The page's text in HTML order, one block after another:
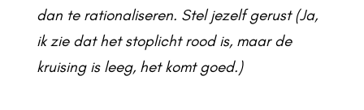
dan te rationaliseren. Stel jezelf gerust (Ja,
ik zie dat het stoplicht rood is, maar de
kruising is leeg, het komt goed.)